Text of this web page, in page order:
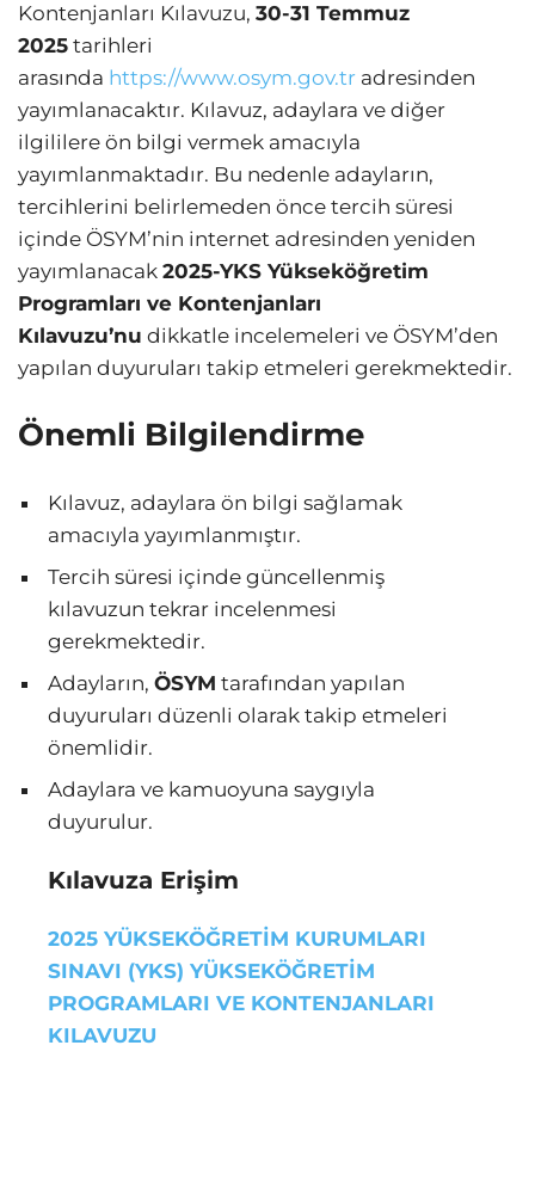
Kontenjanları Kılavuzu, 30-31 Temmuz
2025 tarihleri
arasında https://www.osym.gov.tr adresinden
yayımlanacaktır. Kılavuz, adaylara ve diğer
ilgililere ön bilgi vermek amacıyla
yayımlanmaktadır. Bu nedenle adayların,
tercihlerini belirlemeden önce tercih süresi
içinde ÖSYM’nin internet adresinden yeniden
yayımlanacak 2025-YKS Yükseköğretim
Programları ve Kontenjanları
Kılavuzu’nu dikkatle incelemeleri ve ÖSYM’den
yapılan duyuruları takip etmeleri gerekmektedir.
Önemli Bilgilendirme
Kılavuz, adaylara ön bilgi sağlamak
amacıyla yayımlanmıştır.
Tercih süresi içinde güncellenmiş
kılavuzun tekrar incelenmesi
gerekmektedir.
Adayların, ÖSYM tarafından yapılan
duyuruları düzenli olarak takip etmeleri
önemlidir.
Adaylara ve kamuoyuna saygıyla
duyurulur.
Kılavuza Erişim
2025 YÜKSEKÖĞRETİM KURUMLARI
SINAVI (YKS) YÜKSEKÖĞRETİM
PROGRAMLARI VE KONTENJANLARI
KILAVUZU